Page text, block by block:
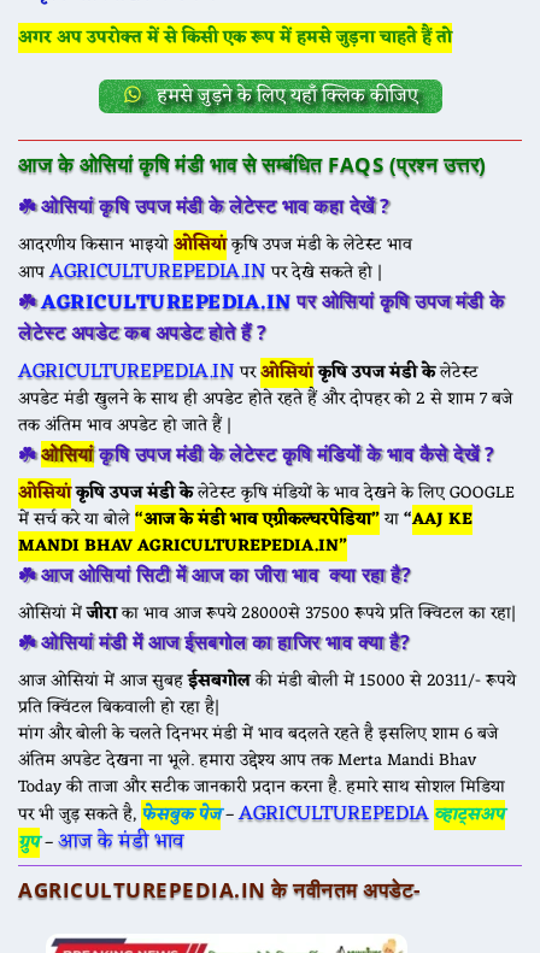
अगर अप उपरोक्त में से किसी एक रूप में हमसे जुड़ना चाहते हैं तो
हमसे जुड़ने के लिए यहाँ क्लिक कीजिए
आज के ओसियां कृषि मंडी भाव से सम्बंधित FAQS (प्रश्न उत्तर)
☘️ओसियां कृषि उपज मंडी के लेटेस्ट भाव कहा देखें ?
आदरणीय किसान भाइयोओसियांकृषि उपज मंडी के लेटेस्ट भाव
आपAGRICULTUREPEDIA.INपर देखे सकते हो |
☘️AGRICULTUREPEDIA.INपर ओसियांकृषि उपज मंडी के
लेटेस्ट अपडेट कब अपडेट होते हैं ?
AGRICULTUREPEDIA.INपरओसियांकृषि उपज मंडी केलेटेस्ट
अपडेट मंडी खुलने के साथ ही अपडेट होते रहते हैं और दोपहर को 2 से शाम 7 बजे
तक अंतिम भाव अपडेट हो जाते हैं |
☘️ओसियांकृषि उपज मंडी के लेटेस्ट कृषि मंडियों के भाव कैसे देखें ?
ओसियांकृषि उपज मंडी केलेटेस्ट कृषि मंडियों के भाव देखने के लिए GOOGLE
में सर्च करे या बोले“आज के मंडी भाव एग्रीकल्चरपेडिया”या“AAJ KE
MANDI BHAV AGRICULTUREPEDIA.IN”
☘️आज ओसियां सिटी में आज का जीरा भाव क्या रहा है?
ओसियां मेंजीराका भाव आज रूपये 28000से 37500 रूपये प्रति क्विटल का रहा|
☘️ओसियां मंडी में आज ईसबगोल का हाजिर भाव क्या है?
आज ओसियां में आज सुबहईसबगोलकी मंडी बोली में 15000 से 20311/- रूपये
प्रति क्विंटल बिकवाली हो रहा है|
मांग और बोली के चलते दिनभर मंडी में भाव बदलते रहते है इसलिए शाम 6 बजे
अंतिम अपडेट देखना ना भूले. हमारा उद्देश्य आप तक Merta Mandi Bhav
Today की ताजा और सटीक जानकारी प्रदान करना है. हमारे साथ सोशल मिडिया
पर भी जुड़ सकते है, फेसबुक पेज–AGRICULTUREPEDIA व्हाट्सअप
ग्रुप–आज के मंडी भाव
AGRICULTUREPEDIA.IN के नवीनतम अपडेट-